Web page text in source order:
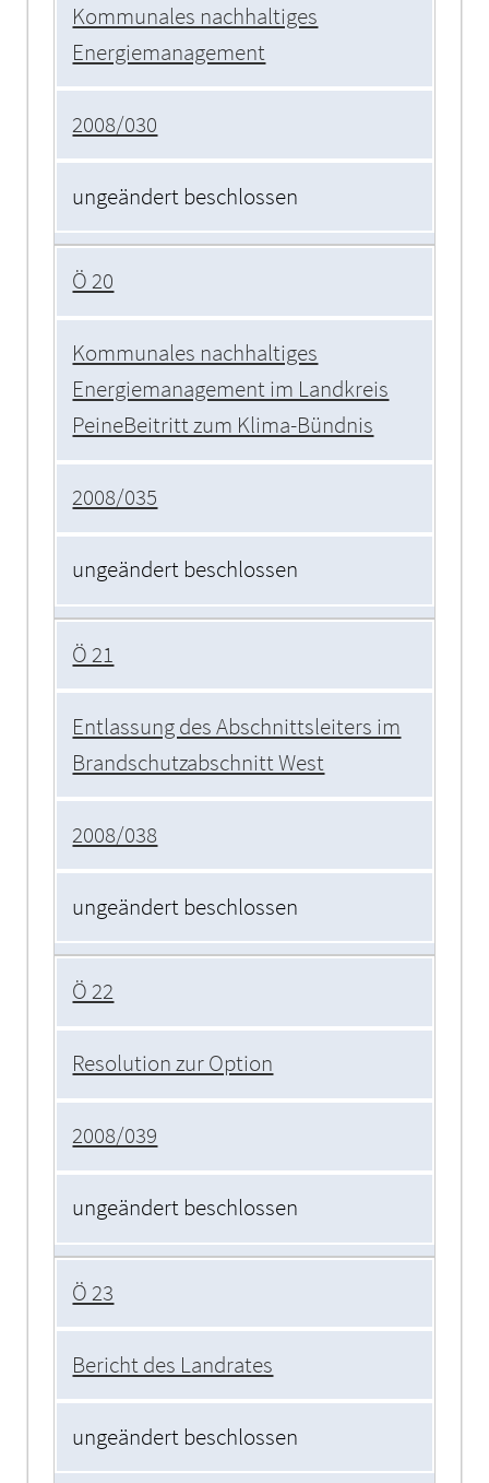
Kommunales nachhaltiges
Energiemanagement
2008/030
ungeändert beschlossen
Ö 20
Kommunales nachhaltiges
Energiemanagement im Landkreis
PeineBeitritt zum Klima-Bündnis
2008/035
ungeändert beschlossen
Ö 21
Entlassung des Abschnittsleiters im
Brandschutzabschnitt West
2008/038
ungeändert beschlossen
Ö 22
Resolution zur Option
2008/039
ungeändert beschlossen
Ö 23
Bericht des Landrates
ungeändert beschlossen